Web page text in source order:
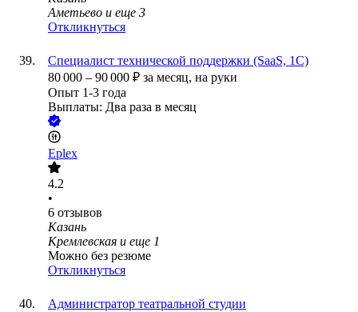
Аметьево и еще 3
Откликнуться
Специалист технической поддержки (SaaS, 1С)
80 000 – 90 000 ₽ за месяц, на руки
Опыт 1-3 года
Выплаты: Два раза в месяц
Eplex
4.2
•
6 отзывов
Казань
Кремлевская и еще 1
Можно без резюме
Откликнуться
Администратор театральной студии